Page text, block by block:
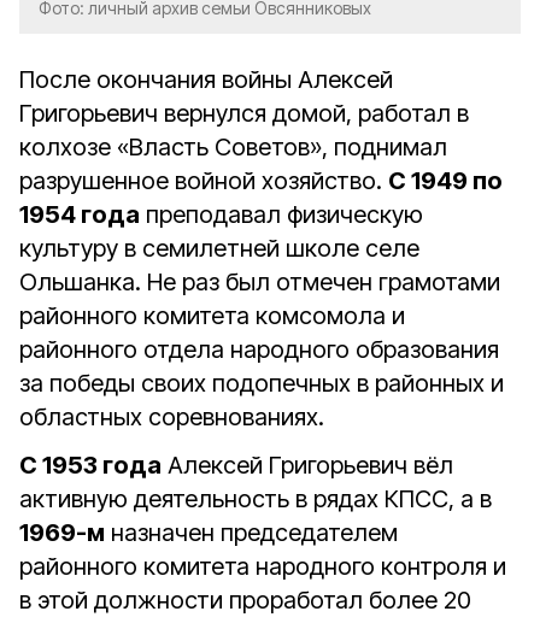
Фото: личный архив семьи Овсянниковых
После окончания войны Алексей
Григорьевич вернулся домой, работал в
колхозе «Власть Советов», поднимал
разрушенное войной хозяйство. С 1949 по
1954 года преподавал физическую
культуру в семилетней школе селе
Ольшанка. Не раз был отмечен грамотами
районного комитета комсомола и
районного отдела народного образования
за победы своих подопечных в районных и
областных соревнованиях.
С 1953 года Алексей Григорьевич вёл
активную деятельность в рядах КПСС, а в
1969-м назначен председателем
районного комитета народного контроля и
в этой должности проработал более 20